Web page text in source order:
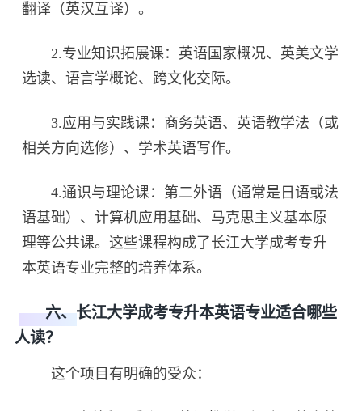
翻译（英汉互译）。
2.专业知识拓展课：英语国家概况、英美文学
选读、语言学概论、跨文化交际。
3.应用与实践课：商务英语、英语教学法（或
相关方向选修）、学术英语写作。
4.通识与理论课：第二外语（通常是日语或法
语基础）、计算机应用基础、马克思主义基本原
理等公共课。这些课程构成了长江大学成考专升
本英语专业完整的培养体系。
六、长江大学成考专升本英语专业适合哪些
人读？
这个项目有明确的受众：